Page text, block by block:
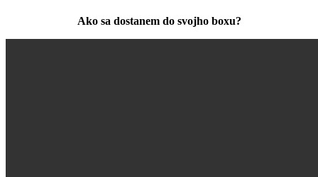
Ako sa dostanem do svojho boxu?